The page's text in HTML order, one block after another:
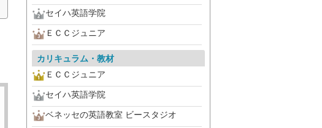
セイハ英語学院
ＥＣＣジュニア
カリキュラム・教材
ＥＣＣジュニア
セイハ英語学院
ベネッセの英語教室 ビースタジオ